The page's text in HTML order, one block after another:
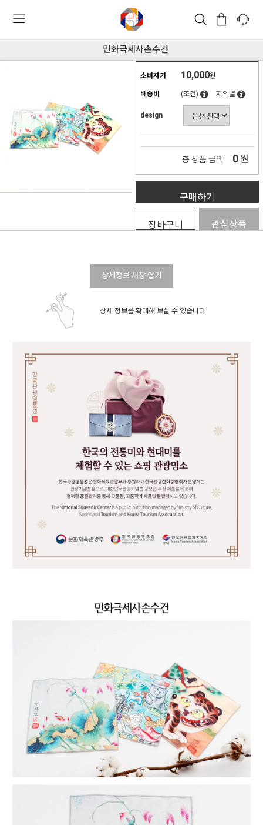
민화극세사손수건
소비자가 10,000원
배송비 (조건) 지역별
design
총 상품 금액 0 원
구매하기
장바구니 관심상품
상세정보 새창 열기
상세 정보를 확대해 보실 수 있습니다.